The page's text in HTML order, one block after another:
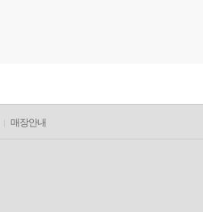
매장안내